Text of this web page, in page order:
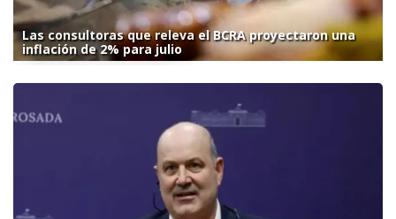
Las consultoras que releva el BCRA proyectaron una
inflación de 2% para julio